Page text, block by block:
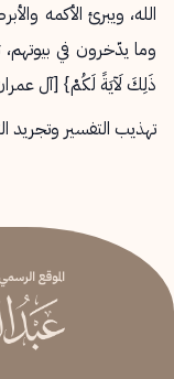
الله، ويبرئ الأكمه
وما يدّخرون في
ذَلِكَ لَآيَةً لَكُمْ} [آل عمران:
تهذيب التفسير وتجريد التأويل: